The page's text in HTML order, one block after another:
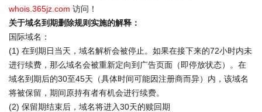
whois.365jz.com 访问！
关于域名到期删除规则实施的解释：
国际域名：
(1) 在到期日当天，域名解析会被停止。如果在接下来的72小时内未
进行续费，那么域名会被重新定向到广告页面（即停放状态）。在
域名到期后的30至45天（具体时间可能因注册商而异）内，该域名
将被保留，期间原持有者有机会进行续费。
(2) 保留期结束后，域名将进入30天的赎回期